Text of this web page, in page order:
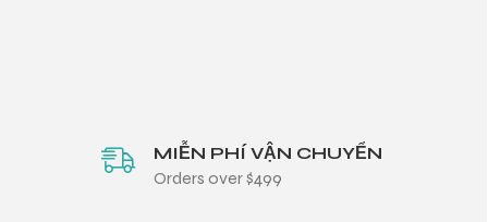
MIỄN PHÍ VẬN CHUYỂN
Orders over $499